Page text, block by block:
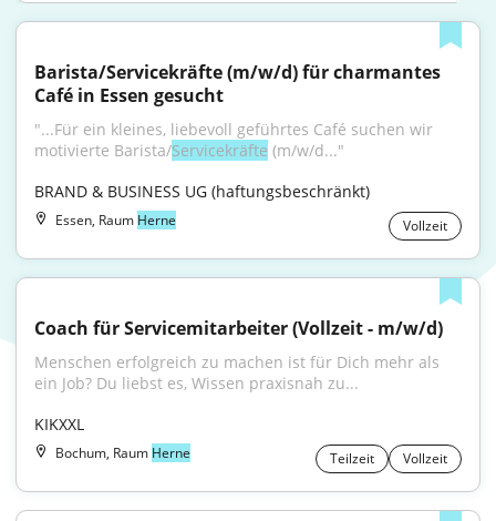
Barista/Servicekräfte (m/w/d) für charmantes
Café in Essen gesucht
"...Für ein kleines, liebevoll geführtes Café suchen wir
motivierte Barista/Servicekräfte (m/w/d..."
BRAND & BUSINESS UG (haftungsbeschränkt)
Essen, Raum Herne Vollzeit
Coach für Servicemitarbeiter (Vollzeit - m/w/d)
Menschen erfolgreich zu machen ist für Dich mehr als
ein Job? Du liebst es, Wissen praxisnah zu...
KIKXXL
Bochum, Raum Herne Teilzeit Vollzeit